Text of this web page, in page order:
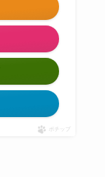
ポチップ